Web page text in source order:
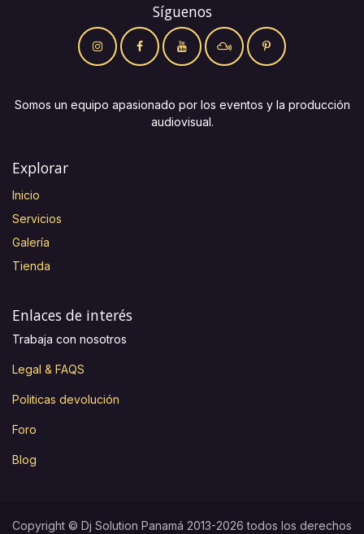
Síguenos
Somos un equipo apasionado por los eventos y la producción
audiovisual.
Explorar
Inicio
Servicios
Galería
Tienda
Enlaces de interés
Trabaja con nosotros
Legal & FAQS
Politicas devolución
Foro
Blog
Copyright © Dj Solution Panamá 2013-2026 todos los derechos